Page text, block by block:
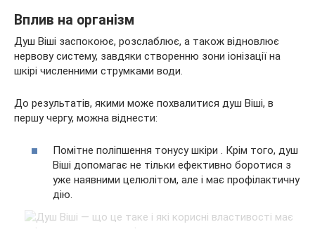
Вплив на організм
Душ Віші заспокоює, розслаблює, а також відновлює
нервову систему, завдяки створенню зони іонізації на
шкірі численними струмками води.
До результатів, якими може похвалитися душ Віші, в
першу чергу, можна віднести:
Помітне поліпшення тонусу шкіри . Крім того, душ
Віші допомагає не тільки ефективно боротися з
уже наявними целюлітом, але і має профілактичну
дію.